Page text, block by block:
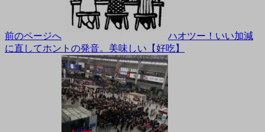
前のページへ
ハオツー！いい加減
に直してホントの発音。美味しい【好吃】